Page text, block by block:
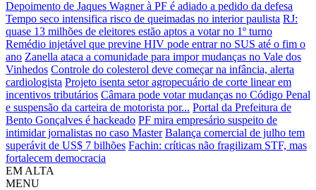
Depoimento de Jaques Wagner à PF é adiado a pedido da defesa
Tempo seco intensifica risco de queimadas no interior paulista RJ:
quase 13 milhões de eleitores estão aptos a votar no 1º turno
Remédio injetável que previne HIV pode entrar no SUS até o fim o
ano Zanella ataca a comunidade para impor mudanças no Vale dos
Vinhedos Controle do colesterol deve começar na infância, alerta
cardiologista Projeto isenta setor agropecuário de corte linear em
incentivos tributários Câmara pode votar mudanças no Código Penal
e suspensão da carteira de motorista por... Portal da Prefeitura de
Bento Gonçalves é hackeado PF mira empresário suspeito de
intimidar jornalistas no caso Master Balança comercial de julho tem
superávit de US$ 7 bilhões Fachin: críticas não fragilizam STF, mas
fortalecem democracia
EM ALTA
MENU